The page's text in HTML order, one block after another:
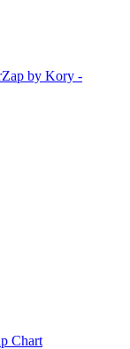
by Kory -
Chart